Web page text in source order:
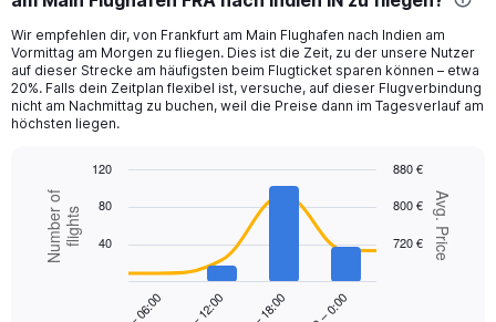
The
chart
has
1
Y
displaying
values.
Range:
Wir empfehlen dir, von Frankfurt am Main Flughafen nach Indien am
Vormittag am Morgen zu fliegen. Dies ist die Zeit, zu der unsere Nutzer
auf dieser Strecke am häufigsten beim Flugticket sparen können – etwa
20%. Falls dein Zeitplan flexibel ist, versuche, auf dieser Flugverbindung
nicht am Nachmittag zu buchen, weil die Preise dann im Tagesverlauf am
höchsten liegen.
Combination
chart
with
data
Chart
graphic.
Avg. Price
Number offlights 720 €
800 €
880 €
40
80
120